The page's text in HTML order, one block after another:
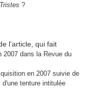
?
l'article, qui fait
2007 dans la Revue du
en 2007 suivie de
tenture intitulée